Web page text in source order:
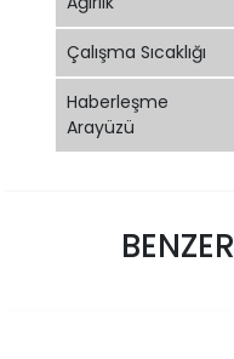
Çalışma Sıcaklığı
Haberleşme
Arayüzü